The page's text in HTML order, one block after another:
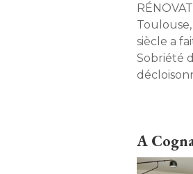
RÉNOVATION. Dans le
siècle a
Sobriété
A